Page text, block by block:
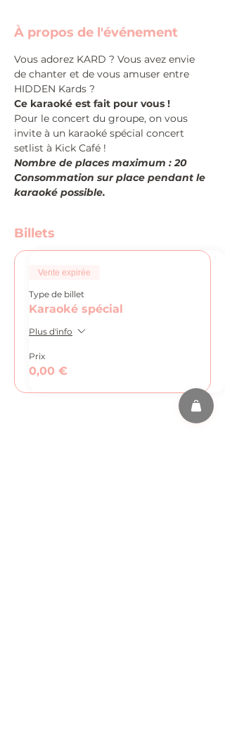
À propos de l'événement
Vous adorez KARD ? Vous avez envie
de chanter et de vous amuser entre
HIDDEN Kards ?
Ce karaoké est fait pour vous !
Pour le concert du groupe, on vous
invite à un karaoké spécial concert
setlist à Kick Café !
Nombre de places maximum : 20
Consommation sur place pendant le
karaoké possible.
Billets
Vente expirée
Type de billet
Karaoké spécial
Plus d'info
Prix
0,00 €